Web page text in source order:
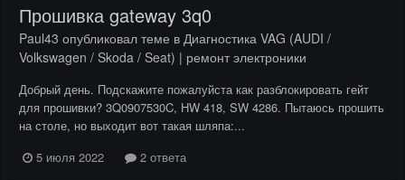
Прошивка gateway 3q0
Paul43 опубликовал теме в Диагностика VAG (AUDI /
Volkswagen / Skoda / Seat) | ремонт электроники
Добрый день. Подскажите пожалуйста как разблокировать гейт
для прошивки? 3Q0907530C, HW 418, SW 4286. Пытаюсь прошить
на столе, но выходит вот такая шляпа:...
5 июля 2022
2 ответа